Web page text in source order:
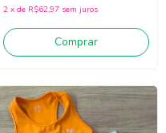
2 x de R$62,97 sem juros
Comprar